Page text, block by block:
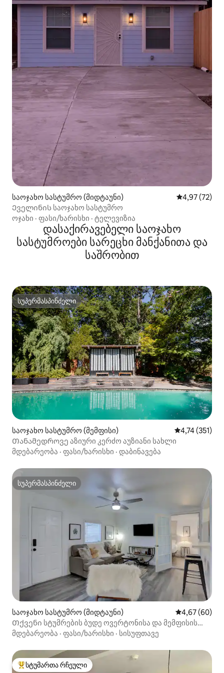
საოჯახო სასტუმრო (მიდტაუნი) საშუალო
4,97 (72)
Ეველინის საოჯახო სასტუმრო
ოჯახი · ფასი/ხარისხი · ტელევიზია
დასაქირავებელი საოჯახო
სასტუმროები სარეცხი მანქანითა და
საშრობით
სუპერმასპინძელი
სუპერმასპინძელი
საოჯახო სასტუმრო (მემფისი) საშუალო
4,74 (351)
Თანამედროვე აზიური კერძო აუზიანი სახლი
მდებარეობა · ფასი/ხარისხი · დაბინავება
სუპერმასპინძელი
სუპერმასპინძელი
საოჯახო სასტუმრო (მიდტაუნი) საშუალო
4,67 (60)
Თქვენი სტუმრების ბუდე ოვერტონისა და მემფისის
მახლობლად
მდებარეობა · ფასი/ხარისხი · სისუფთავე
სტუმართა რჩეული მოწინავე ვარიანტი
სტუმართა რჩეული